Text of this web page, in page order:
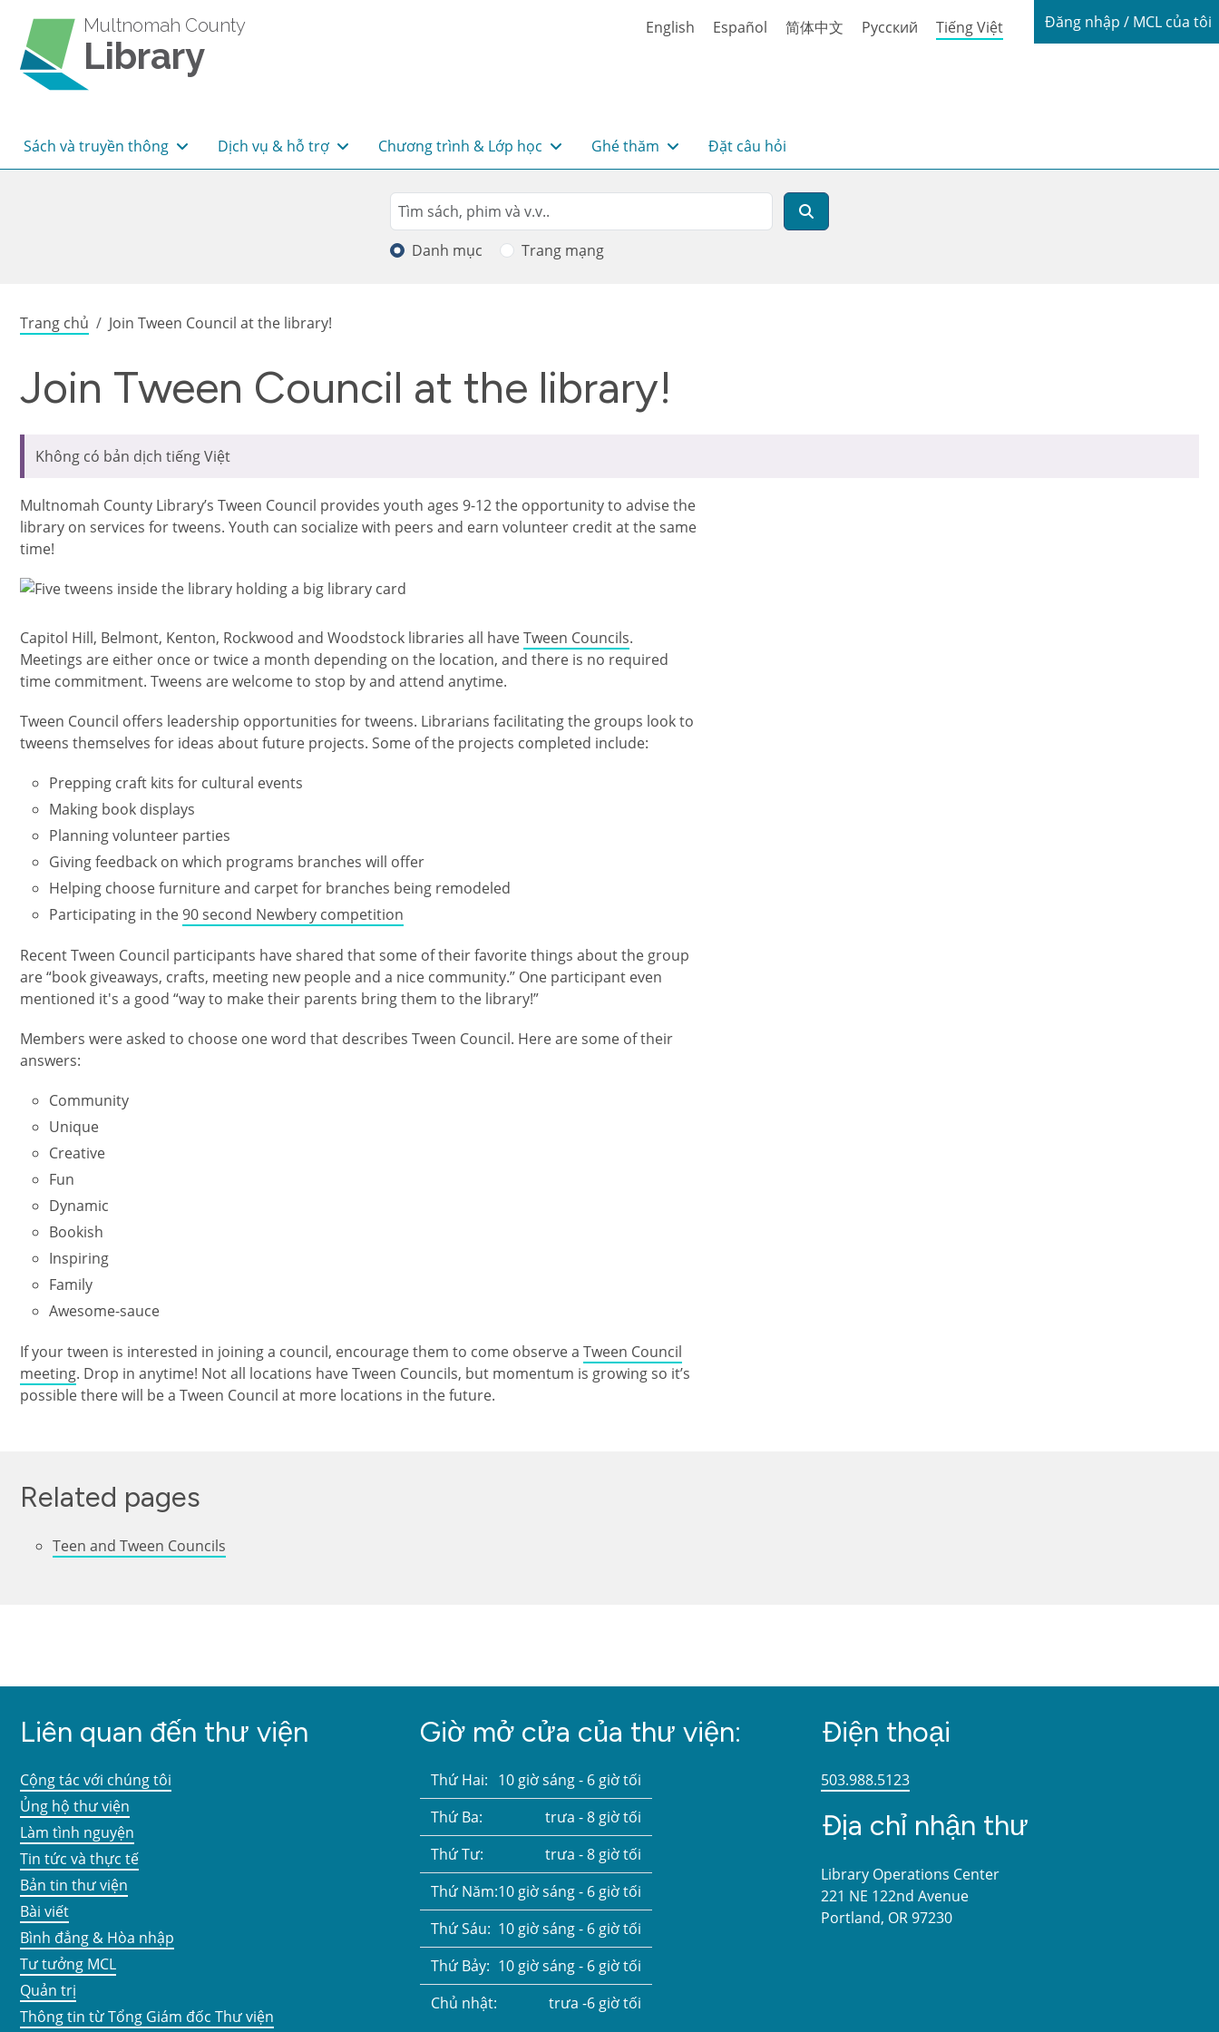
Multnomah County
Library
English Español 简体中文 Русский Tiếng Việt Login / My
Đăng nhập / MCL của tôi
Main navigation
Sách và truyền thông Dịch vụ & hỗ trợ Chương trình & Lớp học Ghé thăm Đặt câu hỏi
Search
Tìm kiếm
Danh mục Trang mạng
Breadcrumb
Trang chủ Join Tween Council at the library!
Join Tween Council at the library!
Không có bản dịch tiếng Việt
Multnomah County Library’s Tween Council provides youth ages 9-12 the opportunity to advise the
library on services for tweens. Youth can socialize with peers and earn volunteer credit at the same
time!
Ảnh
Capitol Hill, Belmont, Kenton, Rockwood and Woodstock libraries all haveTween Councils.
Meetings are either once or twice a month depending on the location, and there is no required
time commitment. Tweens are welcome to stop by and attend anytime.
Tween Council offers leadership opportunities for tweens. Librarians facilitating the groups look to
tweens themselves for ideas about future projects. Some of the projects completed include:
Prepping craft kits for cultural events
Making book displays
Planning volunteer parties
Giving feedback on which programs branches will offer
Helping choose furniture and carpet for branches being remodeled
Participating in the 90 second Newbery competition
Recent Tween Council participants have shared that some of their favorite things about the group
are “book giveaways, crafts, meeting new people and a nice community.” One participant even
mentioned it's a good “way to make their parents bring them to the library!”
Members were asked to choose one word that describes Tween Council. Here are some of their
answers:
Community
Unique
Creative
Fun
Dynamic
Bookish
Inspiring
Family
Awesome-sauce
If your tween is interested in joining a council, encourage them to come observe a Tween Council
meeting. Drop in anytime! Not all locations have Tween Councils, but momentum is growing so it’s
possible there will be a Tween Council at more locations in the future.
Related pages
Teen and Tween Councils
Liên quan đến thư viện
Cộng tác với chúng tôi
Ủng hộ thư viện
Làm tình nguyện
Tin tức và thực tế
Bản tin thư viện
Bài viết
Bình đẳng & Hòa nhập
Tư tưởng MCL
Quản trị
Thông tin từ Tổng Giám đốc Thư viện
Giờ mở cửa của thư viện:
Thứ Hai: 10 giờ sáng - 6 giờ tối
Thứ Ba:
trưa - 8 giờ tối
Thứ Tư:
trưa - 8 giờ tối
Thứ Năm:10 giờ sáng - 6 giờ tối
Thứ Sáu: 10 giờ sáng - 6 giờ tối
Thứ Bảy: 10 giờ sáng - 6 giờ tối
Chủ nhật:
trưa -6 giờ tối
Điện thoại
503.988.5123
Địa chỉ nhận thư
Library Operations Center
221 NE 122nd Avenue
Portland, OR 97230